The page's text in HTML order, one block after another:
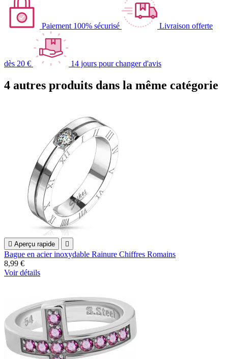
Paiement 100% sécurisé Livraison offerte
dès 20 € 14 jours pour changer d'avis
4 autres produits dans la même catégorie
 Aperçu rapide 
Bague en acier inoxydable Rainure Chiffres Romains
8,99 €
Voir détails